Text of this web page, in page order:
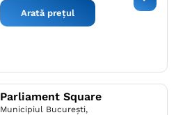
Arată prețul
Parliament Square
Municipiul București,